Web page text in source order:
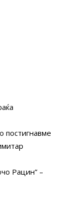
постигнавме
Рацин” –